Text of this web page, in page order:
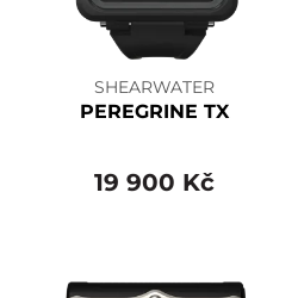
SHEARWATER
PEREGRINE TX
19 900 Kč